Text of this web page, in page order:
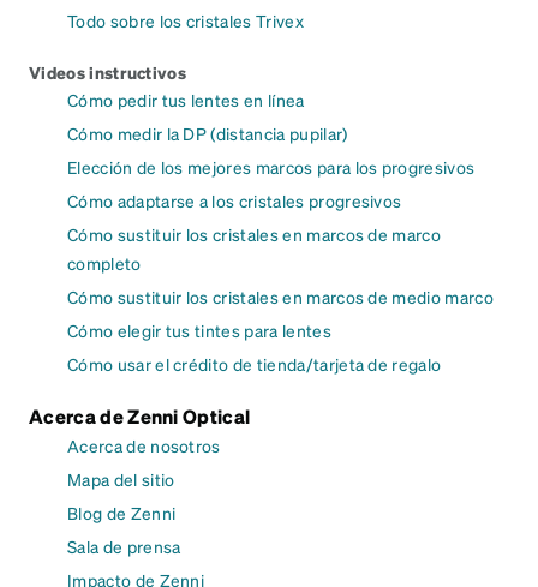
Todo sobre los cristales Trivex
Videos instructivos
Cómo pedir tus lentes en línea
Cómo medir la DP (distancia pupilar)
Elección de los mejores marcos para los progresivos
Cómo adaptarse a los cristales progresivos
Cómo sustituir los cristales en marcos de marco
completo
Cómo sustituir los cristales en marcos de medio marco
Cómo elegir tus tintes para lentes
Cómo usar el crédito de tienda/tarjeta de regalo
Acerca de Zenni Optical
Acerca de nosotros
Mapa del sitio
Blog de Zenni
Sala de prensa
Impacto de Zenni